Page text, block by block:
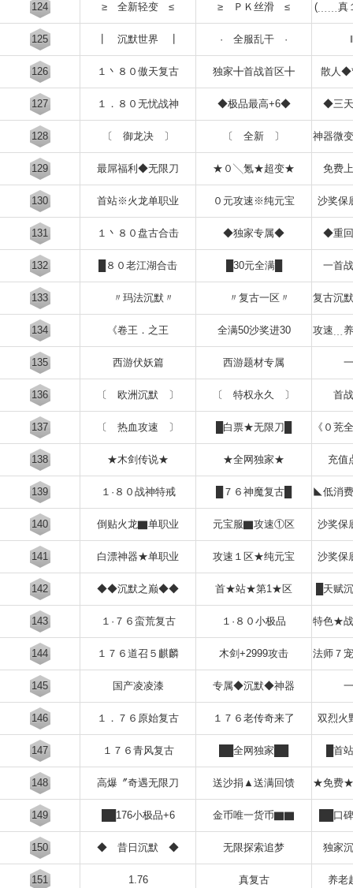
124 ≥ 全新轻变 ≤ ≥ ＰＫ丝滑 ≤ (﹍﹍真
125 ┃ 沉默世界 ┃ · 全服乱干 ·
126 １丶８０傲天复古 独家╋首战首区╋ 散人
127 １．８０无忧战神 ◆极品最高+6◆ ◆三
128 〔 御龙决 〕 〔 全新 〕 神器微
129 最屌福利◆无限刀 ★０╲氪★超变★ 免费
130 首站※火龙单职业 ０元攻速※纯元宝 沙奖保
131 １丶８０盘古合击 ◆独家专属◆ ◆重
132 █８０老江湖合击 █30元全满█ 一首
133 〃玛法沉默〃 〃复古一区〃 复古沉
134 《卷王．之王 全满50沙奖进30 攻速﹍
135 西游伏妖篇 西游题材专属
136 〔 欧洲沉默 〕 〔 特权永久 〕 首
137 〔 热血攻速 〕 █白票★无限刀█ 《０茺
138 ★木剑传说★ ★全网独家★ 充值
139 １·８０战神特戒 █７６神魔复古█ ◣低消
140 倒贴火龙▇单职业 元宝服▇攻速①区 沙奖保
141 白漂神器★单职业 攻速１区★纯元宝 沙奖保
142 ◆◆沉默之巅◆◆ 首★站★第1★区 █天赋
143 １·７６蛮荒复古 １·８０小极品 特色★
144 １７６道召５麒麟 木剑+2999攻击 法师７
145 国产凌凌漆 专属◆沉默◆神器
146 １．７６原始复古 １７６老传奇来了 双烈火
147 １７６青风复古 ██全网独家██ █首
148 高爆〞奇遇无限刀 送沙捐▲送满回馈 ★免费★
149 ██176小极品+6 金币唯一货币▇▇ ██口
150 ◆ 昔日沉默 ◆ 无限探索追梦 独家
151 1.76 真复古 养老